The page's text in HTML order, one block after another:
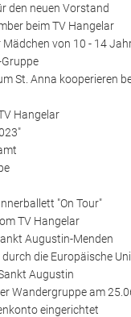
den neuen Vorstand
beim TV Hangelar
von 10 - 14
St. Anna kooperieren
Hangelar
"On Tour"
TV Hangelar
Augustin-Menden
die Europäische
Augustin
Wandergruppe am
eingerichtet